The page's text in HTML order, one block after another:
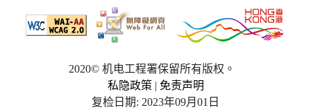
2020© 机电工程署保留所有版权。
私隐政策 | 免责声明
复检日期: 2023年09月01日